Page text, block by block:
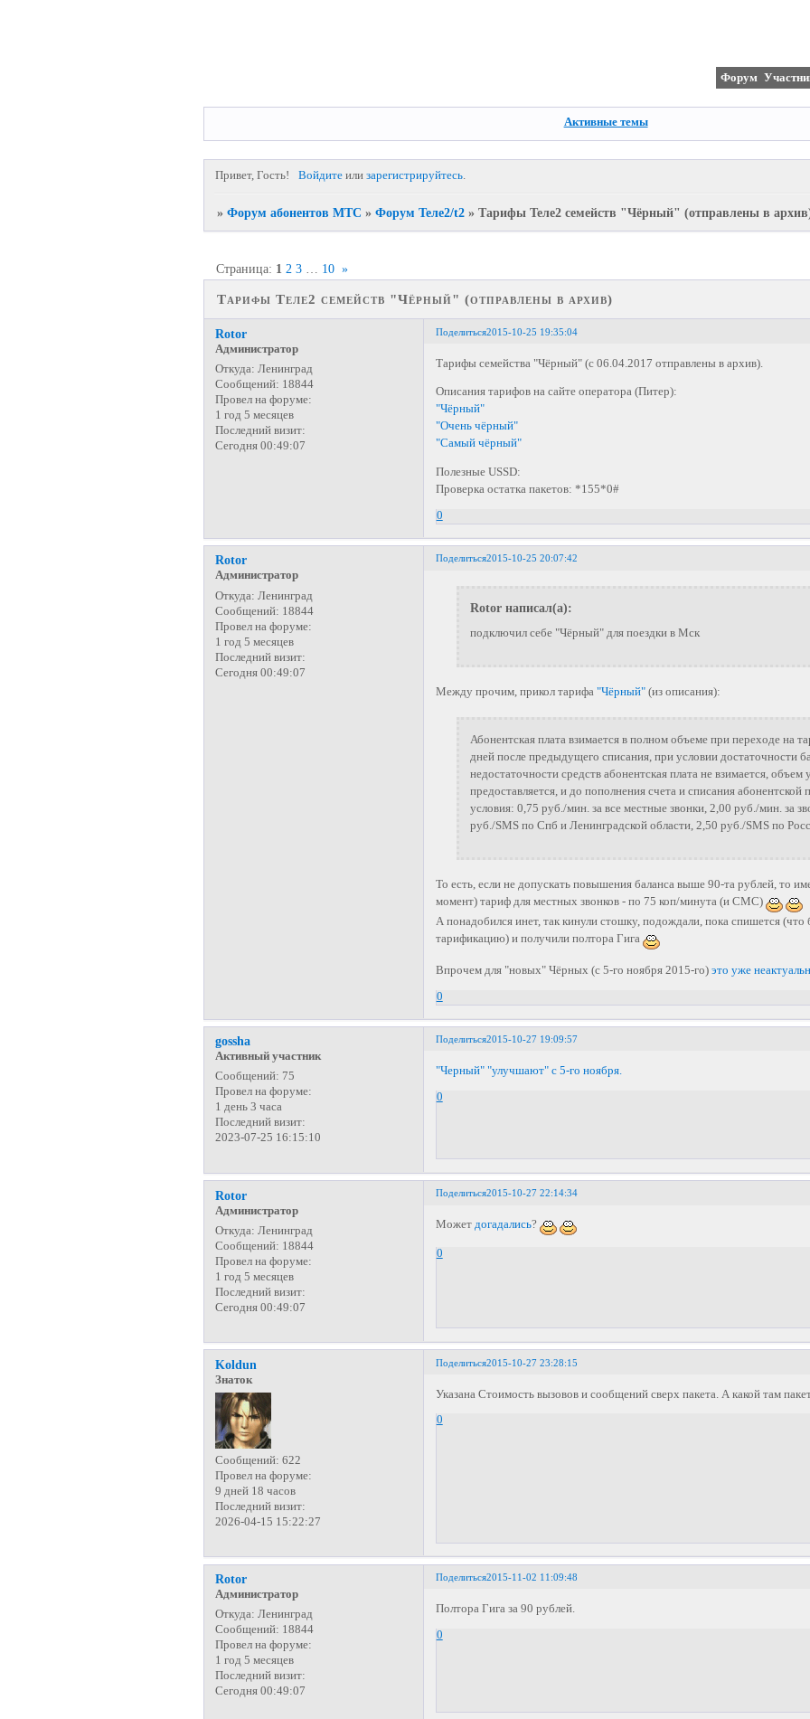
Форум
Активные темы
Привет, Гость! Войдитеили зарегистрируйтесь.
» Форум абонентов МТС » Форум Теле2/t2 » Тарифы Теле2 семейств "Чёрный" (отправлены в
Тарифы Теле2 семейств "Чёрный" (отправлены в архив)
Страница: 1 2 3 10 »
Поделиться2015-10-25 19:35:04
Rotor
Администратор
Откуда: Ленинград
Сообщений: 18844
Провел на форуме:
1 год 5 месяцев
Последний визит:
Сегодня 00:49:07
Тарифы семейства "Чёрный" (с 06.04.2017 отправлены в архив).
Описания тарифов на сайте оператора (Питер):
"Чёрный"
"Очень чёрный"
"Самый чёрный"
Полезные USSD:
Проверка остатка пакетов: *155*0#
0
Поделиться2015-10-25 20:07:42
Rotor
Администратор
Откуда: Ленинград
Сообщений: 18844
Провел на форуме:
1 год 5 месяцев
Последний визит:
Сегодня 00:49:07
Rotor написал(а):
подключил себе "Чёрный" для поездки в Мск
Между прочим, прикол тарифа "Чёрный"(из описания):
Абонентская плата взимается в полном объеме при переходе на
дней после предыдущего списания, при условии достаточности
недостаточности средств абонентская плата не взимается,
предоставляется, и до пополнения счета и списания
условия: 0,75 руб./мин. за все местные звонки, 2,00 руб./мин. за
руб./SMS по Спб и Ленинградской области, 2,50 руб./SMS по
То есть, если не допускать повышения баланса выше 90-та рублей, то
момент) тариф для местных звонков - по 75 коп/минута (и СМС)
А понадобился инет, так кинули стошку, подождали, пока спишется (что
тарификацию) и получили полтора Гига
Впрочем для "новых" Чёрных (с 5-го ноября 2015-го) это уже
0
Поделиться2015-10-27 19:09:57
gossha
Активный участник
Сообщений: 75
Провел на форуме:
1 день 3 часа
Последний визит:
2023-07-25 16:15:10
"Черный" "улучшают" с 5-го ноября.
0
Поделиться2015-10-27 22:14:34
Rotor
Администратор
Откуда: Ленинград
Сообщений: 18844
Провел на форуме:
1 год 5 месяцев
Последний визит:
Сегодня 00:49:07
Может догадались?
0
Поделиться2015-10-27 23:28:15
Koldun
Знаток
Сообщений: 622
Провел на форуме:
9 дней 18 часов
Последний визит:
2026-04-15 15:22:27
Указана Стоимость вызовов и сообщений сверх пакета. А какой там
0
Поделиться2015-11-02 11:09:48
Rotor
Администратор
Откуда: Ленинград
Сообщений: 18844
Провел на форуме:
1 год 5 месяцев
Последний визит:
Сегодня 00:49:07
Полтора Гига за 90 рублей.
0